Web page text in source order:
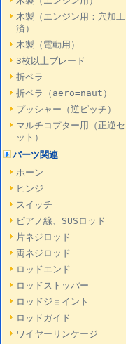
木製（エンジン用：穴加工
済）
木製（電動用）
3枚以上ブレード
折ペラ
折ペラ（aero=naut）
プッシャー（逆ピッチ）
マルチコプター用（正逆セ
ット）
パーツ関連
ホーン
ヒンジ
スイッチ
ピアノ線、SUSロッド
片ネジロッド
両ネジロッド
ロッドエンド
ロッドストッパー
ロッドジョイント
ロッドガイド
ワイヤーリンケージ